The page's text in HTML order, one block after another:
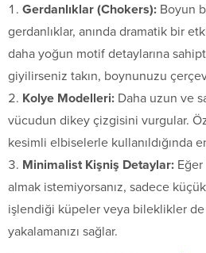
Gerdanlıklar (Chokers): Boyun
gerdanlıklar, anında dramatik bir
daha yoğun motif detaylarına
giyilirseniz takın, boynunuzu
Kolye Modelleri: Daha uzun ve
vücudun dikey çizgisini vurgular.
kesimli elbiselerle kullanıldığında
Minimalist Kişniş Detaylar:
almak istemiyorsanız, sadece
işlendiği küpeler veya bileklikler de
yakalamanızı sağlar.